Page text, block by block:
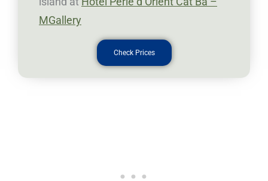
MGallery
Check Prices